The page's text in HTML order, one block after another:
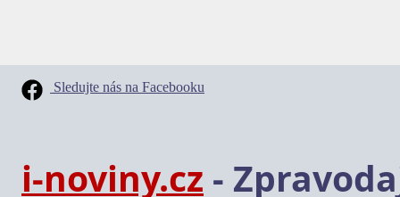
Sledujte nás na Facebooku
i-noviny.cz -